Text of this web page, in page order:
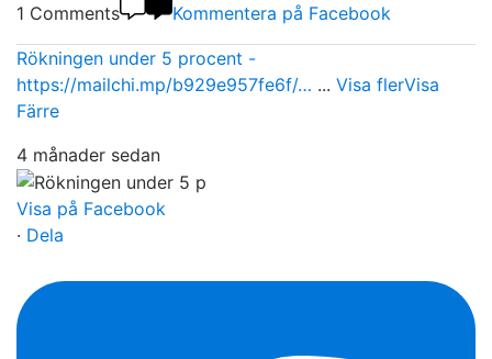
1 Comments Kommentera på Facebook
Rökningen under 5 procent -
https://mailchi.mp/b929e957fe6f/… ... Visa flerVisa
Färre
4 månader sedan
Visa på Facebook
· Dela